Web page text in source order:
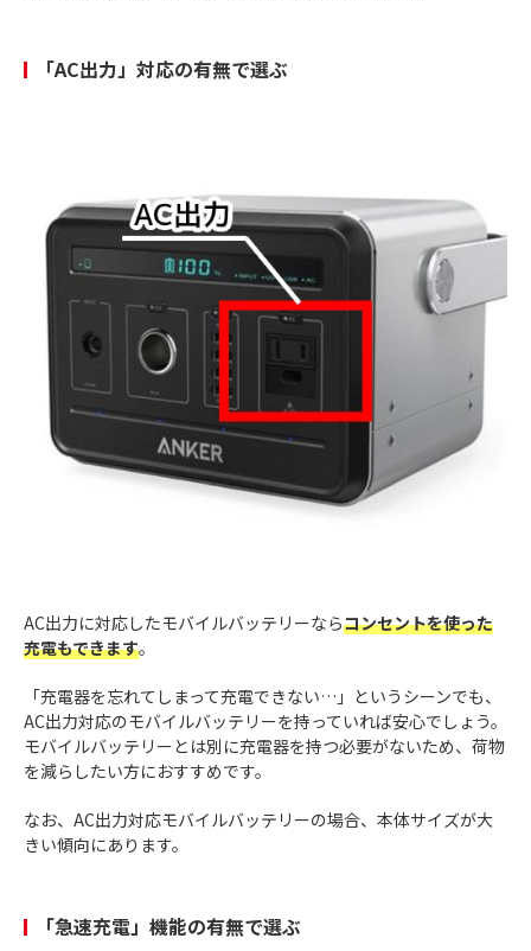
「AC出力」対応の有無で選ぶ
AC出力に対応したモバイルバッテリーならコンセントを使った
充電もできます。
「充電器を忘れてしまって充電できない…」というシーンでも、
AC出力対応のモバイルバッテリーを持っていれば安心でしょう。
モバイルバッテリーとは別に充電器を持つ必要がないため、荷物
を減らしたい方におすすめです。
なお、AC出力対応モバイルバッテリーの場合、本体サイズが大
きい傾向にあります。
「急速充電」機能の有無で選ぶ